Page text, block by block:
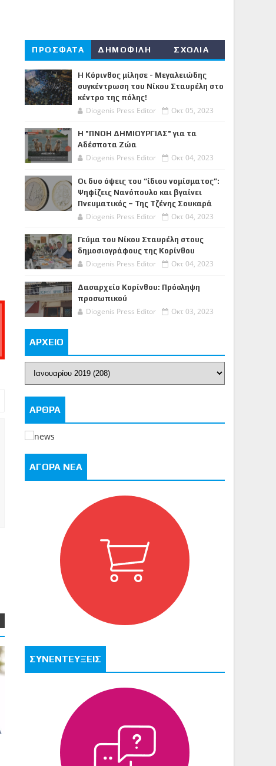
ΠΡΟΣΦΑΤΑ ΔΗΜΟΦΙΛΗ ΣΧΟΛΙΑ
Η Κόρινθος μίλησε - Μεγαλειώδης
συγκέντρωση του Νίκου Σταυρέλη στο
κέντρο της πόλης!
Diogenis Press Editor Οκτ 05, 2023
Η "ΠΝΟΗ ΔΗΜΙΟΥΡΓΙΑΣ" για τα
Αδέσποτα Ζώα
Diogenis Press Editor Οκτ 04, 2023
Οι δυο όψεις του “ίδιου νομίσματος”:
Ψηφίζεις Νανόπουλο και βγαίνει
Πνευματικός – Της Τζένης Σουκαρά
Diogenis Press Editor Οκτ 04, 2023
Γεύμα του Νίκου Σταυρέλη στους
δημοσιογράφους της Κορίνθου
Diogenis Press Editor Οκτ 04, 2023
Δασαρχείο Κορίνθου: Πρόσληψη
προσωπικού
Diogenis Press Editor Οκτ 03, 2023
ΑΡΧΕΙΟ
ΑΡΘΡΑ
ΑΓΟΡΑ ΝΕΑ
ΣΥΝΕΝΤΕΥΞΕΙΣ